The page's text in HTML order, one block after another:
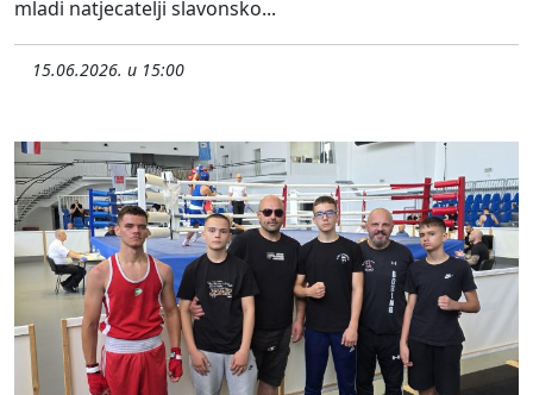
mladi natjecatelji slavonsko...
15.06.2026. u 15:00